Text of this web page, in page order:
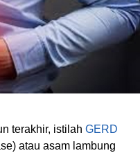
terakhir, istilah GERD
atau asam lambung